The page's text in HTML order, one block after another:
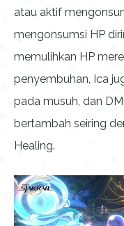
atau aktif
mengonsumsi HP
memulihkan HP
penyembuhan, Ica
pada musuh, dan
bertambah seiring
Healing.